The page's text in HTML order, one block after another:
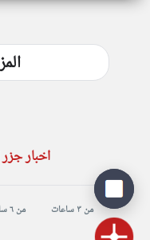
اخبار
من ٣ ساعات من ٦ ساعات